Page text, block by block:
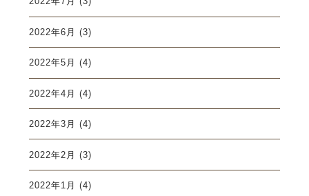
2022年6月 (3)
2022年5月 (4)
2022年4月 (4)
2022年3月 (4)
2022年2月 (3)
2022年1月 (4)